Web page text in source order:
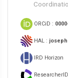
ORCiD :
HAL :
IRD Horizon